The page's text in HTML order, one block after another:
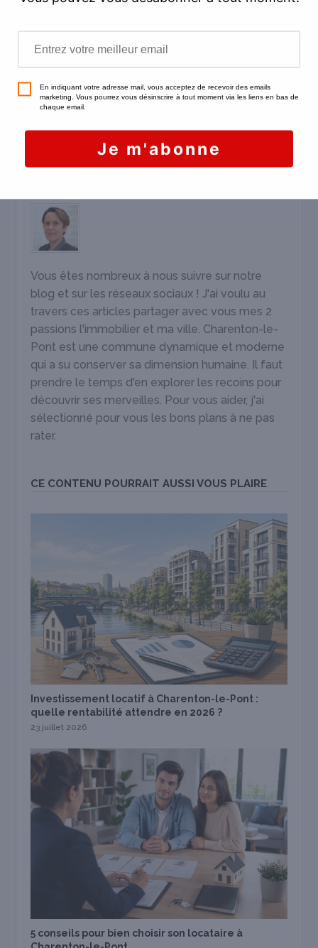
parties. Si le locataire n’a pas apposé sa
intervenu, vous ne pouvez pas vous servir dans
son intégralité, en attendant une décision du
juge en votre faveur.
Partagez Tweetez Partagez
Vous êtes nombreux à nous suivre sur notre
blog et sur les réseaux sociaux ! J'ai voulu au
travers ces articles partager avec vous mes 2
passions l'immobilier et ma ville. Charenton-le-
Pont est une commune dynamique et moderne
qui a su conserver sa dimension humaine. Il faut
prendre le temps d'en explorer les recoins pour
découvrir ses merveilles. Pour vous aider, j'ai
sélectionné pour vous les bons plans à ne pas
rater.
CE CONTENU POURRAIT AUSSI VOUS PLAIRE
Investissement locatif à Charenton-le-Pont :
quelle rentabilité attendre en 2026 ?
23 juillet 2026
5 conseils pour bien choisir son locataire à